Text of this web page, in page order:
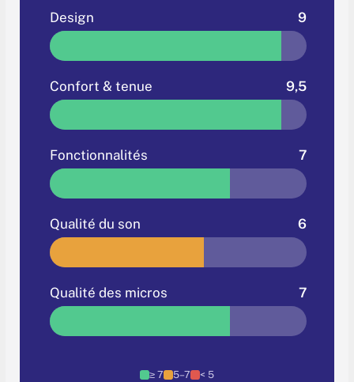
Design 9
Confort & tenue 9,5
Fonctionnalités 7
Qualité du son 6
Qualité des micros 7
≥ 7 5–7 < 5